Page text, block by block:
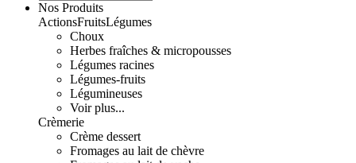
Nos Produits
ActionsFruitsLégumes
Choux
Herbes fraîches & micropousses
Légumes racines
Légumes-fruits
Légumineuses
Voir plus...
Crèmerie
Crème dessert
Fromages au lait de chèvre